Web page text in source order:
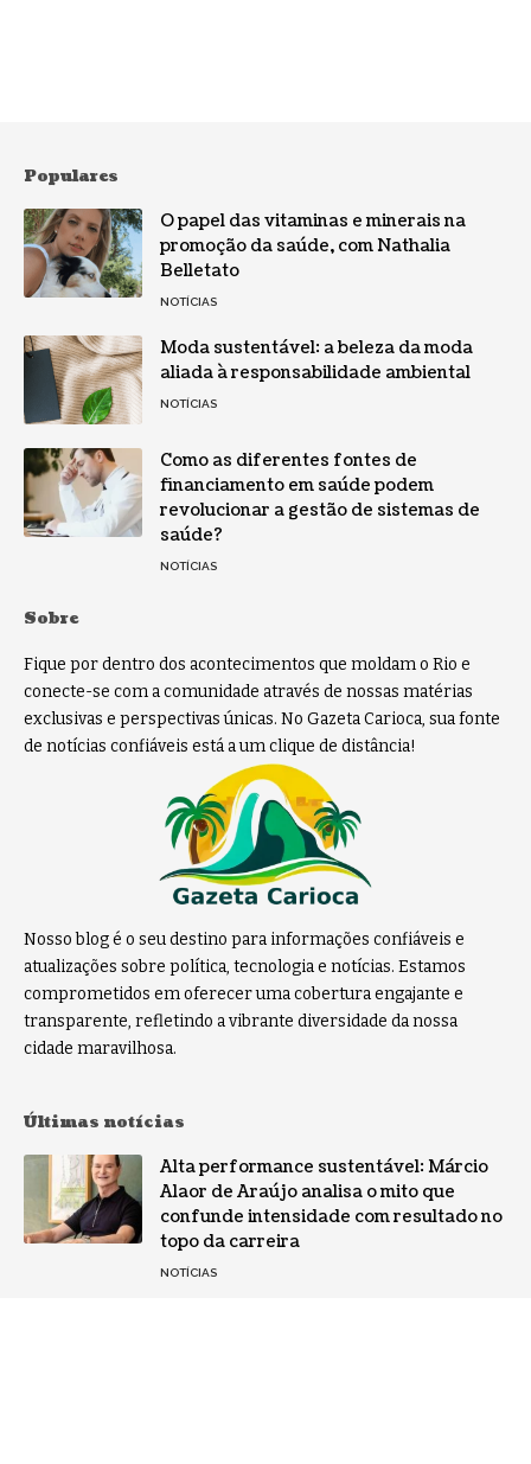
Populares
O papel das vitaminas e minerais na
promoção da saúde, com Nathalia
Belletato
NOTÍCIAS
Moda sustentável: a beleza da moda
aliada à responsabilidade ambiental
NOTÍCIAS
Como as diferentes fontes de
financiamento em saúde podem
revolucionar a gestão de sistemas de
saúde?
NOTÍCIAS
Sobre
Fique por dentro dos acontecimentos que moldam o Rio e
conecte-se com a comunidade através de nossas matérias
exclusivas e perspectivas únicas. No Gazeta Carioca, sua fonte
de notícias confiáveis está a um clique de distância!
Nosso blog é o seu destino para informações confiáveis e
atualizações sobre política, tecnologia e notícias. Estamos
comprometidos em oferecer uma cobertura engajante e
transparente, refletindo a vibrante diversidade da nossa
cidade maravilhosa.
Últimas notícias
Alta performance sustentável: Márcio
Alaor de Araújo analisa o mito que
confunde intensidade com resultado no
topo da carreira
NOTÍCIAS